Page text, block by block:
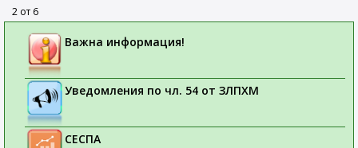
2 от 6
Важна информация!
Уведомления по чл. 54 от ЗЛПХМ
СЕСПА